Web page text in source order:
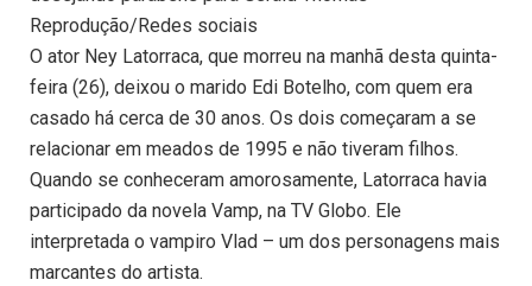
Reprodução/Redes sociais
O ator Ney Latorraca, que morreu na manhã desta quinta-
feira (26), deixou o marido Edi Botelho, com quem era
casado há cerca de 30 anos. Os dois começaram a se
relacionar em meados de 1995 e não tiveram filhos.
Quando se conheceram amorosamente, Latorraca havia
participado da novela Vamp, na TV Globo. Ele
interpretada o vampiro Vlad – um dos personagens mais
marcantes do artista.